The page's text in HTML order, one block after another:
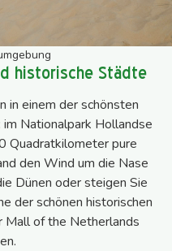
historische Städte
in einem der schönsten
Nationalpark Hollandse
Quadratkilometer pure
den Wind um die Nase
Dünen oder steigen Sie
der schönen historischen
Mall of the Netherlands